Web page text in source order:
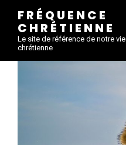
FRÉQUENCE
CHRÉTIENNE
Le site de référence de notre vie
chrétienne